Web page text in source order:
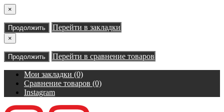
×
Продолжить Перейти в закладки
×
Продолжить Перейти в сравнение товаров
Мои закладки (0)
Сравнение товаров (0)
Instagram